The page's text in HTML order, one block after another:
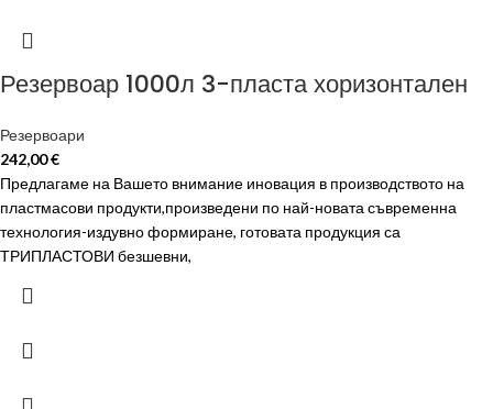
Резервоар 1000л 3-пласта хоризонтален
Резервоари
242,00€
Предлагаме на Вашето внимание иновация в производството на
пластмасови продукти,произведени по най-новата съвременна
технология-издувно формиране, готовата продукция са
ТРИПЛАСТОВИ безшевни,